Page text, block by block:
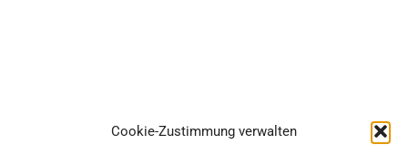
Cookie-Zustimmung verwalten